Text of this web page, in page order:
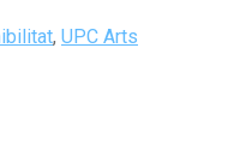
, UPC Arts